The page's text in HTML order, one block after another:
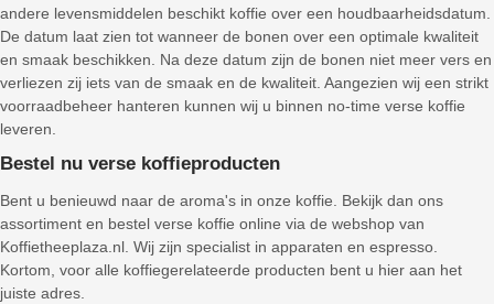
andere levensmiddelen beschikt koffie over een houdbaarheidsdatum.
De datum laat zien tot wanneer de bonen over een optimale kwaliteit
en smaak beschikken. Na deze datum zijn de bonen niet meer vers en
verliezen zij iets van de smaak en de kwaliteit. Aangezien wij een strikt
voorraadbeheer hanteren kunnen wij u binnen no-time verse koffie
leveren.
Bestel nu verse koffieproducten
Bent u benieuwd naar de aroma's in onze koffie. Bekijk dan ons
assortiment en bestel verse koffie online via de webshop van
Koffietheeplaza.nl. Wij zijn specialist in apparaten en espresso.
Kortom, voor alle koffiegerelateerde producten bent u hier aan het
juiste adres.